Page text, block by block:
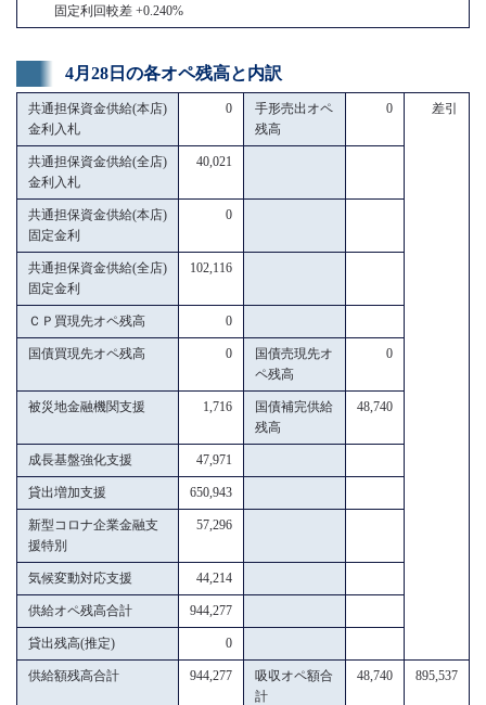
固定利回較差 +0.240%
4月28日の各オペ残高と内訳
共通担保資金供給(本店)
金利入札
0
手形売出オペ
残高
0 差引
共通担保資金供給(全店)
金利入札
40,021
共通担保資金供給(本店)
固定金利
0
共通担保資金供給(全店)
固定金利
102,116
ＣＰ買現先オペ残高 0
国債買現先オペ残高 0
国債売現先オ
ペ残高
0
被災地金融機関支援 1,716
国債補完供給
残高
48,740
成長基盤強化支援 47,971
貸出増加支援 650,943
新型コロナ企業金融支
援特別
57,296
気候変動対応支援 44,214
供給オペ残高合計 944,277
貸出残高(推定) 0
供給額残高合計 944,277
吸収オペ額合
計
48,740 895,537